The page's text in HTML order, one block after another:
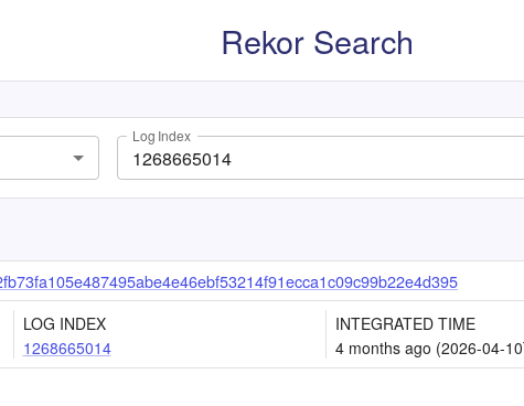
Rekor Search
Log Index
LOG INDEX
1268665014
INTEGRATED TIME
4 months ago (2026-04-